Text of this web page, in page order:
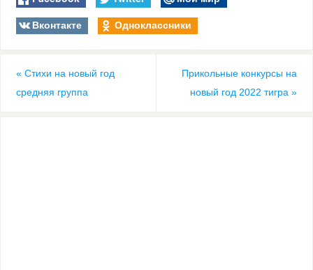
Вконтакте
Одноклассники
« Стихи на новый год
средняя группа
Прикольные конкурсы на
новый год 2022 тигра»